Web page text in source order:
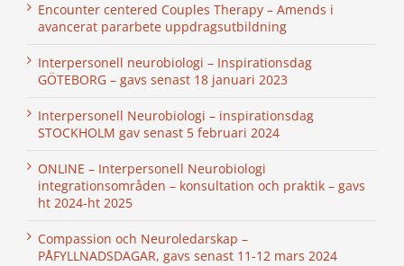
Encounter centered Couples Therapy – Amends i
avancerat pararbete uppdragsutbildning
Interpersonell neurobiologi – Inspirationsdag
GÖTEBORG – gavs senast 18 januari 2023
Interpersonell Neurobiologi – inspirationsdag
STOCKHOLM gav senast 5 februari 2024
ONLINE – Interpersonell Neurobiologi
integrationsområden – konsultation och praktik – gavs
ht 2024-ht 2025
Compassion och Neuroledarskap –
PÅFYLLNADSDAGAR, gavs senast 11-12 mars 2024